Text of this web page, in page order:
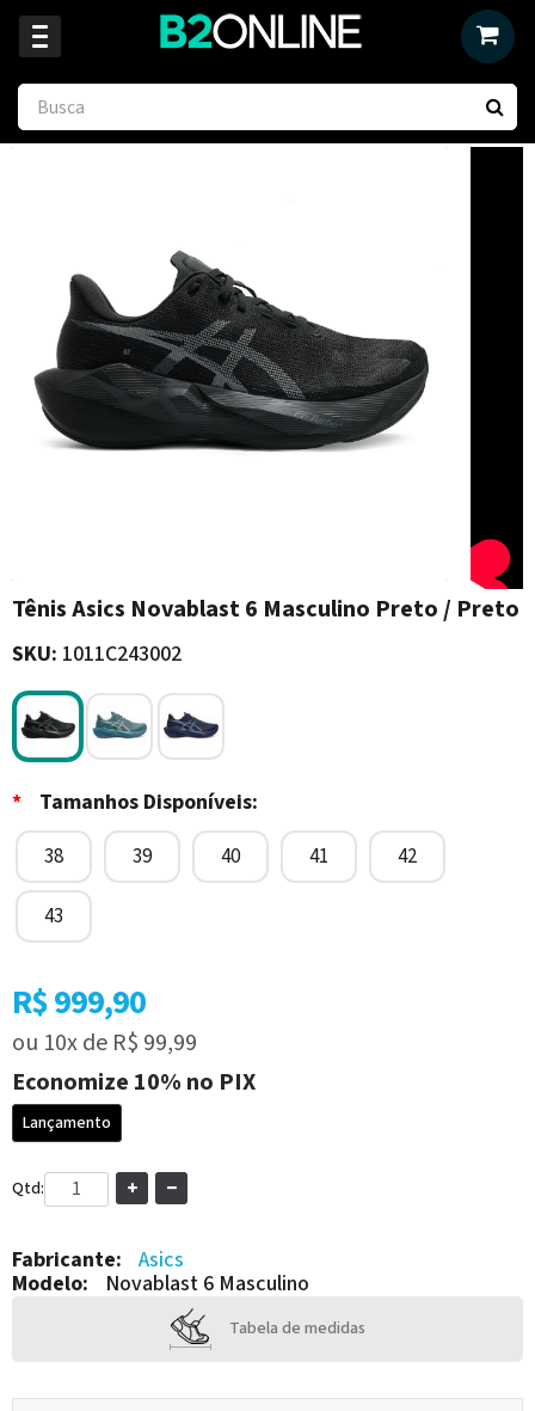
Tênis Asics Novablast 6 Masculino Preto / Preto
SKU: 1011C243002
* Tamanhos Disponíveis:
38 39 40 41 42
43
R$ 999,90
ou 10xde R$ 99,99
Economize 10% no PIX
Lançamento
Qtd:
Fabricante: Asics
Modelo:
Novablast 6 Masculino
Tabela de medidas